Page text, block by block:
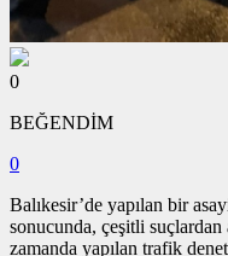
0
BEĞENDİM
0
Balıkesir’de yapılan bir
sonucunda, çeşitli suçlardan
zamanda yapılan trafik